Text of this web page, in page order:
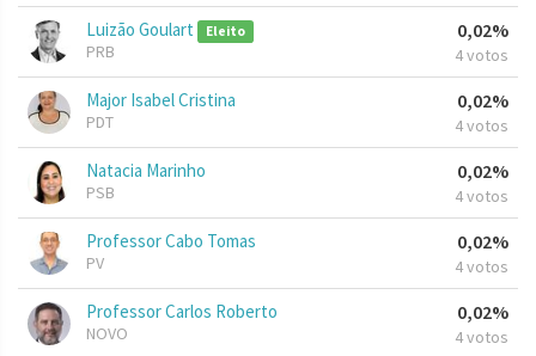
Luizão Goulart Eleito
PRB
0,02%
4 votos
Major Isabel Cristina
PDT
0,02%
4 votos
Natacia Marinho
PSB
0,02%
4 votos
Professor Cabo Tomas
PV
0,02%
4 votos
Professor Carlos Roberto
NOVO
0,02%
4 votos